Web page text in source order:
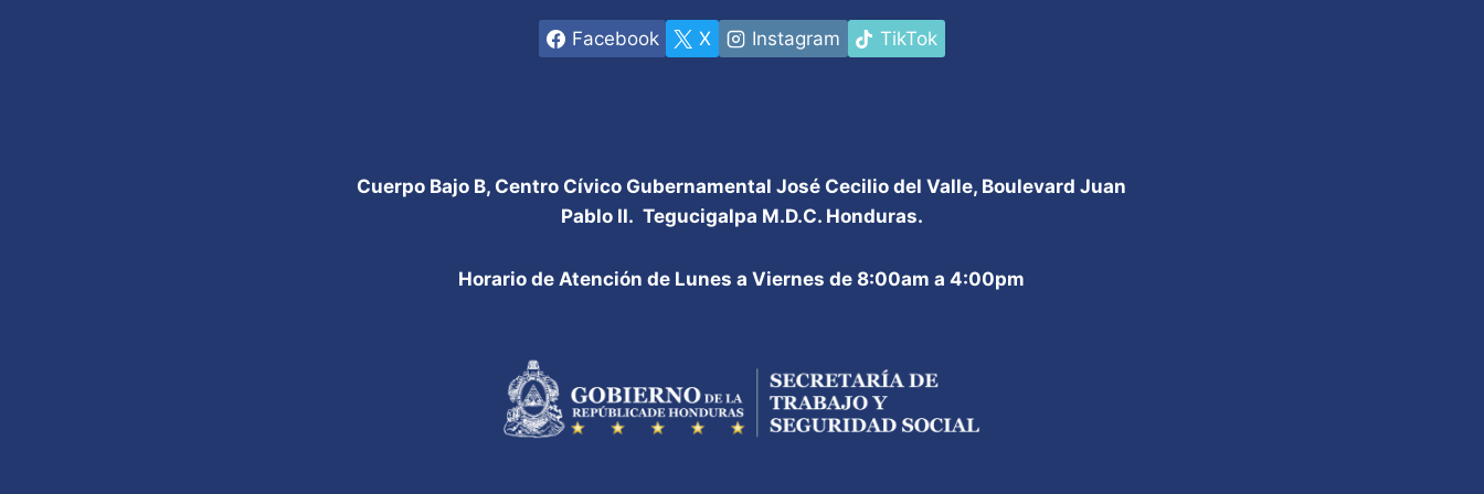
Facebook X Instagram TikTok
Cuerpo Bajo B, Centro Cívico Gubernamental José Cecilio del Valle, Boulevard Juan
Pablo II. Tegucigalpa M.D.C. Honduras.
Horario de Atención de Lunes a Viernes de 8:00am a 4:00pm